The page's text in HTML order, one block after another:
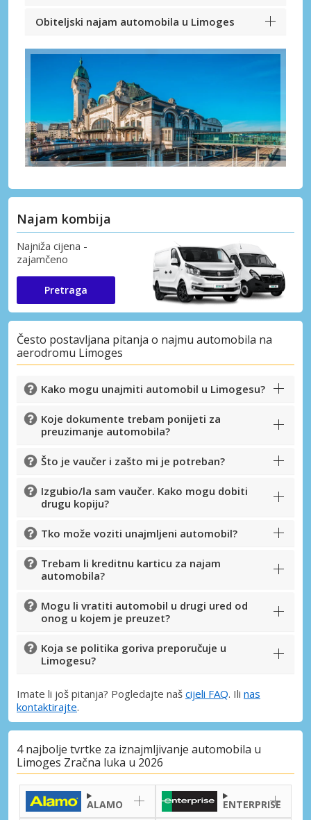
Obiteljski najam automobila u Limoges
Najam kombija
Najniža cijena -
zajamčeno
Pretraga
Često postavljana pitanja o najmu automobila na
aerodromu Limoges
Kako mogu unajmiti automobil u Limogesu?
Koje dokumente trebam ponijeti za
preuzimanje automobila?
Što je vaučer i zašto mi je potreban?
Izgubio/la sam vaučer. Kako mogu dobiti
drugu kopiju?
Tko može voziti unajmljeni automobil?
Trebam li kreditnu karticu za najam
automobila?
Mogu li vratiti automobil u drugi ured od
onog u kojem je preuzet?
Koja se politika goriva preporučuje u
Limogesu?
Imate li još pitanja? Pogledajte naš cijeli FAQ. Ili nas
kontaktirajte.
4 najbolje tvrtke za iznajmljivanje automobila u
Limoges Zračna luka u 2026
ALAMO ENTERPRISE